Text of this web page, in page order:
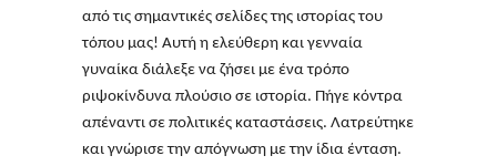
από τις σημαντικές σελίδες της ιστορίας του
τόπου μας! Αυτή η ελεύθερη και γενναία
γυναίκα διάλεξε να ζήσει με ένα τρόπο
ριψοκίνδυνα πλούσιο σε ιστορία. Πήγε κόντρα
απέναντι σε πολιτικές καταστάσεις. Λατρεύτηκε
και γνώρισε την απόγνωση με την ίδια ένταση.